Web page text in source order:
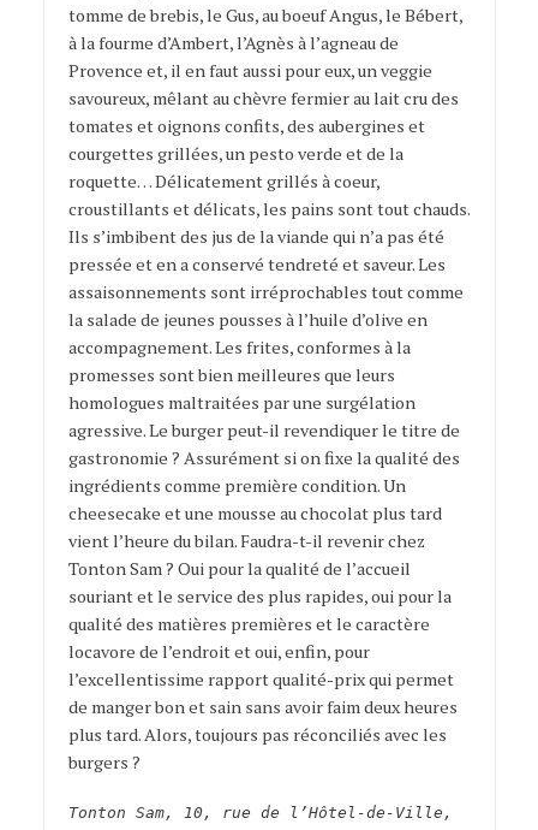
tomme de brebis, le Gus, au boeuf Angus, le Bébert,
à la fourme d’Ambert, l’Agnès à l’agneau de
Provence et, il en faut aussi pour eux, un veggie
savoureux, mêlant au chèvre fermier au lait cru des
tomates et oignons confits, des aubergines et
courgettes grillées, un pesto verde et de la
roquette… Délicatement grillés à coeur,
croustillants et délicats, les pains sont tout chauds.
Ils s’imbibent des jus de la viande qui n’a pas été
pressée et en a conservé tendreté et saveur. Les
assaisonnements sont irréprochables tout comme
la salade de jeunes pousses à l’huile d’olive en
accompagnement. Les frites, conformes à la
promesses sont bien meilleures que leurs
homologues maltraitées par une surgélation
agressive. Le burger peut-il revendiquer le titre de
gastronomie ? Assurément si on fixe la qualité des
ingrédients comme première condition. Un
cheesecake et une mousse au chocolat plus tard
vient l’heure du bilan. Faudra-t-il revenir chez
Tonton Sam ? Oui pour la qualité de l’accueil
souriant et le service des plus rapides, oui pour la
qualité des matières premières et le caractère
locavore de l’endroit et oui, enfin, pour
l’excellentissime rapport qualité-prix qui permet
de manger bon et sain sans avoir faim deux heures
plus tard. Alors, toujours pas réconciliés avec les
burgers ?
Tonton Sam, 10, rue de l’Hôtel-de-Ville,